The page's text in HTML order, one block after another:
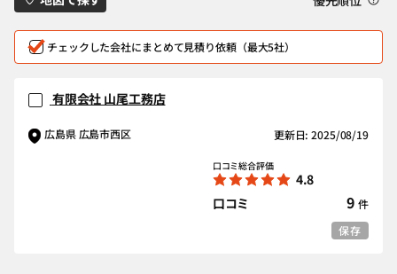
チェックした会社にまとめて見積り依頼（最大5社）
有限会社 山尾工務店
広島県 広島市西区 更新日: 2025/08/19
口コミ総合評価
4.8
口コミ
9 件
保存